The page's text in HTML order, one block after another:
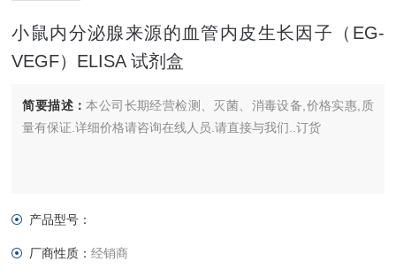
小鼠内分泌腺来源的血管内皮生长因子（EG-
VEGF）ELISA 试剂盒
简要描述：本公司长期经营检测、灭菌、消毒设备,价格实惠,质
量有保证.详细价格请咨询在线人员.请直接与我们..订货
产品型号：
厂商性质：经销商